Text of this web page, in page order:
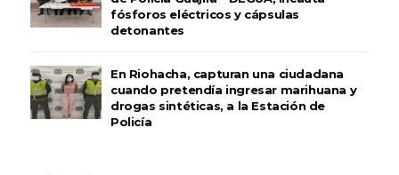
fósforos eléctricos y cápsulas
detonantes
En Riohacha, capturan una ciudadana
cuando pretendía ingresar marihuana y
drogas sintéticas, a la Estación de
Policía